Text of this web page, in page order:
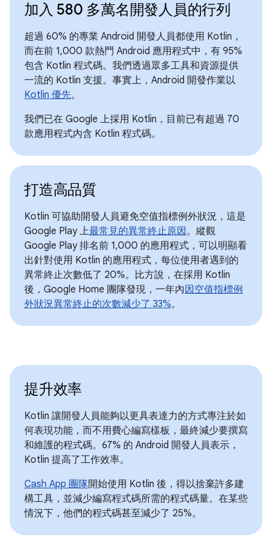
加入 580 多萬名開發人員的行列
超過 60% 的專業 Android 開發人員都使用 Kotlin，
而在前 1,000 款熱門 Android 應用程式中，有 95%
包含 Kotlin 程式碼。我們透過眾多工具和資源提供
一流的 Kotlin 支援。事實上，Android 開發作業以
Kotlin 優先。
我們已在 Google 上採用 Kotlin，目前已有超過 70
款應用程式內含 Kotlin 程式碼。
打造高品質
Kotlin 可協助開發人員避免空值指標例外狀況，這是
Google Play 上最常見的異常終止原因 。縱觀
Google Play 排名前 1,000 的應用程式，可以明顯看
出針對使用 Kotlin 的應用程式，每位使用者遇到的
異常終止次數低了 20%。比方說，在採用 Kotlin
後，Google Home 團隊發現，一年內因空值指標例
外狀況異常終止的次數減少了 33%。
提升效率
Kotlin 讓開發人員能夠以更具表達力的方式專注於如
何表現功能，而不用費心編寫樣板，最終減少要撰寫
和維護的程式碼。67% 的 Android 開發人員表示，
Kotlin 提高了工作效率。
Cash App 團隊開始使用 Kotlin 後，得以捨棄許多建
構工具，並減少編寫程式碼所需的程式碼量。在某些
情況下，他們的程式碼甚至減少了 25%。